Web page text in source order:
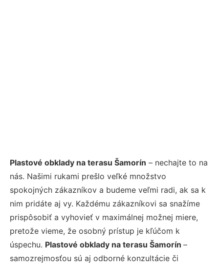
Plastové obklady na terasu Šamorín – nechajte to na
nás. Našimi rukami prešlo veľké množstvo
spokojných zákazníkov a budeme veľmi radi, ak sa k
nim pridáte aj vy. Každému zákazníkovi sa snažíme
prispôsobiť a vyhovieť v maximálnej možnej miere,
pretože vieme, že osobný prístup je kľúčom k
úspechu. Plastové obklady na terasu Šamorín –
samozrejmosťou sú aj odborné konzultácie či